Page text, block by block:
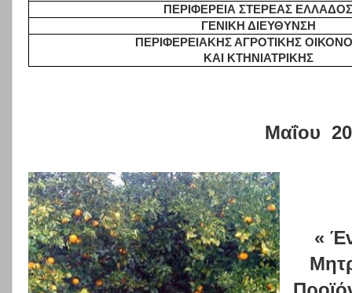
ΠΕΡΙΦΕΡΕΙΑ ΣΤΕΡΕΑΣ ΕΛΛΑΔΟΣ
ΓΕΝΙΚΗ ΔΙΕΥΘΥΝΣΗ
ΠΕΡΙΦΕΡΕΙΑΚΗΣ ΑΓΡΟΤΙΚΗΣ
ΚΑΙ ΚΤΗΝΙΑΤΡΙΚΗΣ
Μαΐου
«